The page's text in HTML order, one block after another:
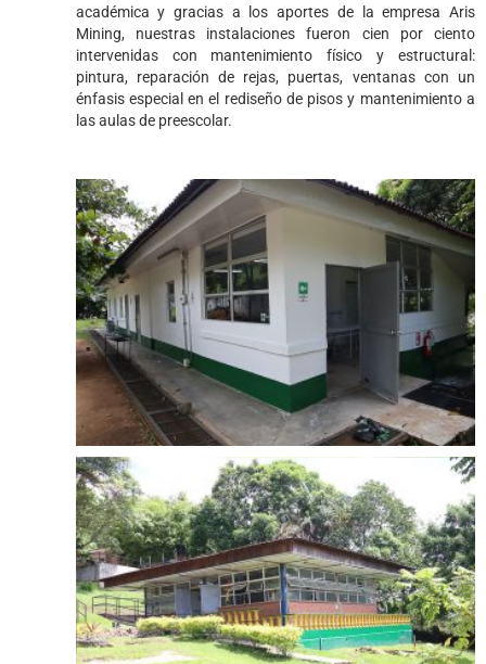
académica y gracias a los aportes de la empresa Aris
Mining, nuestras instalaciones fueron cien por ciento
intervenidas con mantenimiento físico y estructural:
pintura, reparación de rejas, puertas, ventanas con un
énfasis especial en el rediseño de pisos y mantenimiento a
las aulas de preescolar.